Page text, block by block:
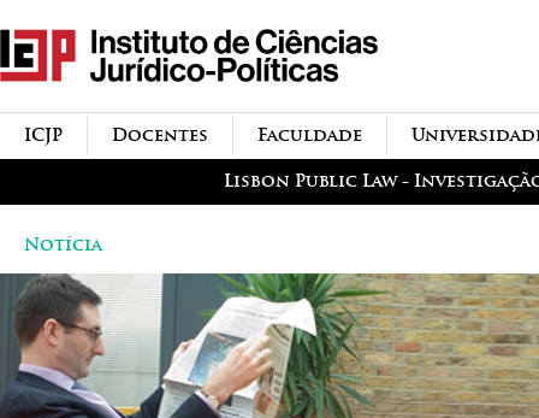
principal
icjp
menu-institucional Faculdade
Docentes
ICJP
Lisbon Public Law -
Notícia